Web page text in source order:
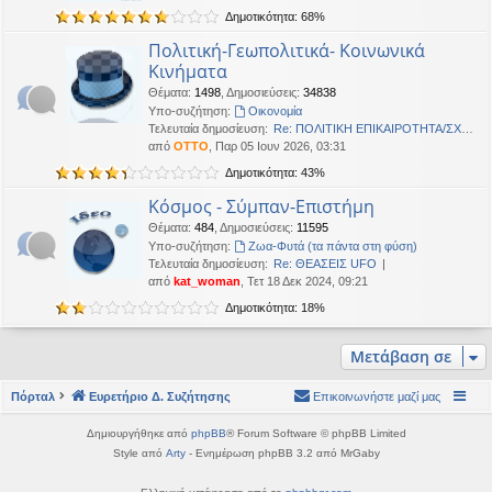
Δημοτικότητα: 68%
Πολιτική-Γεωπολιτικά- Κοινωνικά
Κινήματα
Θέματα: 1498 Δημοσιεύσεις: 34838
Υπο-συζήτηση:
Oικονομία
Τελευταία δημοσίευση: Re: ΠΟΛΙΤΙΚΗ ΕΠΙΚΑΙΡΟΤΗΤΑ/ΣΧΟ…
από OTTO , Παρ 05 Ιουν 2026, 03:31
Δημοτικότητα: 43%
Κόσμος - Σύμπαν-Επιστήμη
Θέματα: 484 Δημοσιεύσεις: 11595
Υπο-συζήτηση:
Ζωα-Φυτά (τα πάντα στη φύση)
Τελευταία δημοσίευση: Re: ΘΕΑΣΕΙΣ UFO
από kat_woman , Τετ 18 Δεκ 2024, 09:21
Δημοτικότητα: 18%
Μετάβαση σε
Πόρταλ Ευρετήριο Δ. Συζήτησης Επικοινωνήστε μαζί μας
Δημιουργήθηκε από phpBB® Forum Software © phpBB Limited
Style από Arty- Ενημέρωση phpBB 3.2 από MrGaby